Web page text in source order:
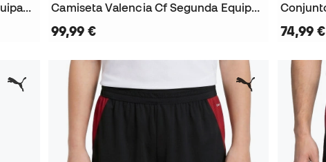
Camiseta Valencia Cf Primera Equipación 2026-2027 Niño Camiseta Valencia Cf Segunda Equipación 2026-2027
99,99 € 74,99 €